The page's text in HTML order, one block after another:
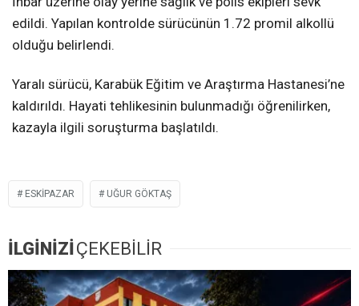
edildi. Yapılan kontrolde sürücünün 1.72 promil alkollü
olduğu belirlendi.
Yaralı sürücü, Karabük Eğitim ve Araştırma Hastanesi’ne
kaldırıldı. Hayati tehlikesinin bulunmadığı öğrenilirken,
kazayla ilgili soruşturma başlatıldı.
ESKIPAZAR UĞUR GÖKTAŞ
İLGİNİZİ ÇEKEBİLİR